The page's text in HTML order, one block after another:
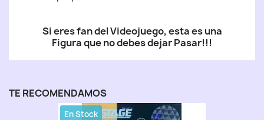
Si eres fan del Videojuego, esta es una
Figura que no debes dejar Pasar!!!
TE RECOMENDAMOS
En Stock